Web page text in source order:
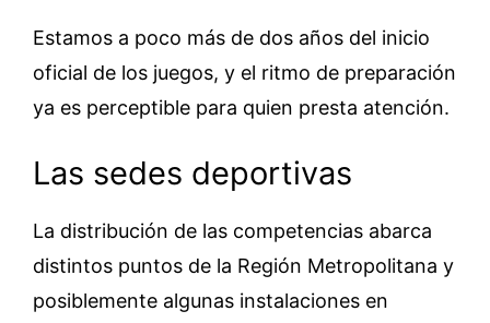
Estamos a poco más de dos años del inicio
oficial de los juegos, y el ritmo de preparación
ya es perceptible para quien presta atención.
Las sedes deportivas
La distribución de las competencias abarca
distintos puntos de la Región Metropolitana y
posiblemente algunas instalaciones en